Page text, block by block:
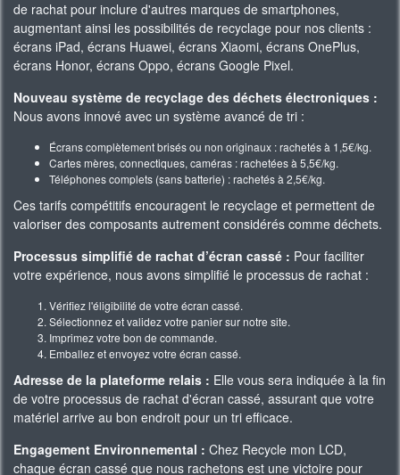
de rachat pour inclure d'autres marques de smartphones,
augmentant ainsi les possibilités de recyclage pour nos clients :
écrans iPad, écrans Huawei, écrans Xiaomi, écrans OnePlus,
écrans Honor, écrans Oppo, écrans Google Pixel.
Nouveau système de recyclage des déchets électroniques :
Nous avons innové avec un système avancé de tri :
Écrans complètement brisés ou non originaux : rachetés à 1,5€/kg.
Cartes mères, connectiques, caméras : rachetées à 5,5€/kg.
Téléphones complets (sans batterie) : rachetés à 2,5€/kg.
Ces tarifs compétitifs encouragent le recyclage et permettent de
valoriser des composants autrement considérés comme déchets.
Processus simplifié de rachat d’écran cassé : Pour faciliter
votre expérience, nous avons simplifié le processus de rachat :
Vérifiez l'éligibilité de votre écran cassé.
Sélectionnez et validez votre panier sur notre site.
Imprimez votre bon de commande.
Emballez et envoyez votre écran cassé.
Adresse de la plateforme relais : Elle vous sera indiquée à la fin
de votre processus de rachat d'écran cassé, assurant que votre
matériel arrive au bon endroit pour un tri efficace.
Engagement Environnemental : Chez Recycle mon LCD,
chaque écran cassé que nous rachetons est une victoire pour